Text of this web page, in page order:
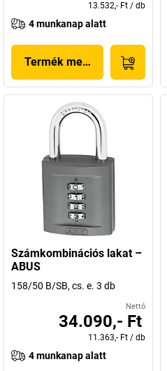
13.532,- Ft / db
4 munkanap alatt
Termék megjelenítése
Számkombinációs lakat –
ABUS
158/50 B/SB, cs. e. 3 db
Nettó
34.090,- Ft
11.363,- Ft / db
4 munkanap alatt